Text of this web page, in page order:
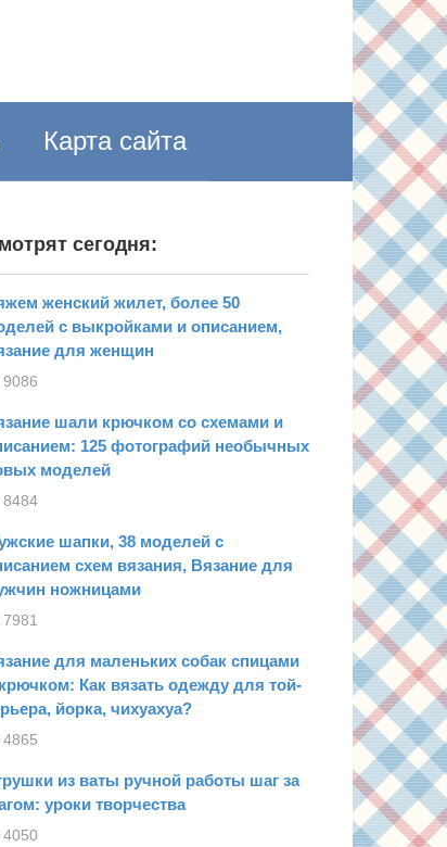
Карта сайта
сегодня:
женский жилет, более 50
с выкройками и описанием,
для женщин
9086
шали крючком со схемами и
125 фотографий необычных
моделей
8484
шапки, 38 моделей с
схем вязания, Вязание для
ножницами
7981
для маленьких собак спицами
Как вязать одежду для той-
йорка, чихуахуа?
4865
из ваты ручной работы шаг за
уроки творчества
4050